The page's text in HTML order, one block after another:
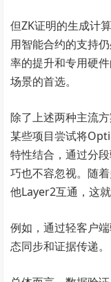
但ZK证明的生成计
用智能合约的支持
率的提升和专用硬
场景的首选。
除了上述两种主流
某些项目尝试将
特性结合，通过分
巧也不容忽视。随
他Layer2互通，这
例如，通过轻客户
态同步和证据传递。